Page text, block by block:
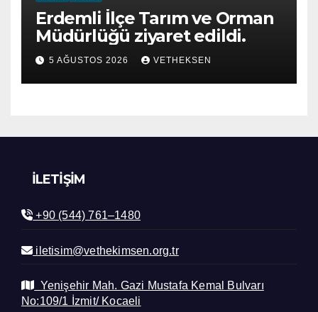
Erdemli İlçe Tarım ve Orman
Müdürlüğü ziyaret edildi.
5 AĞUSTOS 2026 VETHEKSEN
İLETIŞIM
+90 (544) 761–1480
iletisim@vethekimsen.org.tr
Yenişehir Mah. Gazi Mustafa Kemal Bulvarı
No:109/1 İzmit/ Kocaeli